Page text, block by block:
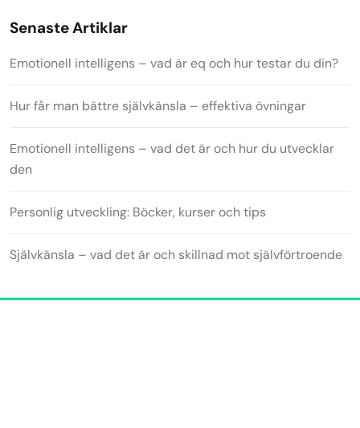
Senaste Artiklar
Emotionell intelligens – vad är eq och hur testar du din?
Hur får man bättre självkänsla – effektiva övningar
Emotionell intelligens – vad det är och hur du utvecklar
den
Personlig utveckling: Böcker, kurser och tips
Självkänsla – vad det är och skillnad mot självförtroende